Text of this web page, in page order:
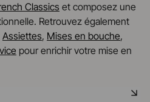
Classics et composez une
Retrouvez également
Assiettes, Mises en bouche,
pour enrichir votre mise en